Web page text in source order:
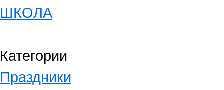
ШКОЛА
Категории
Праздники